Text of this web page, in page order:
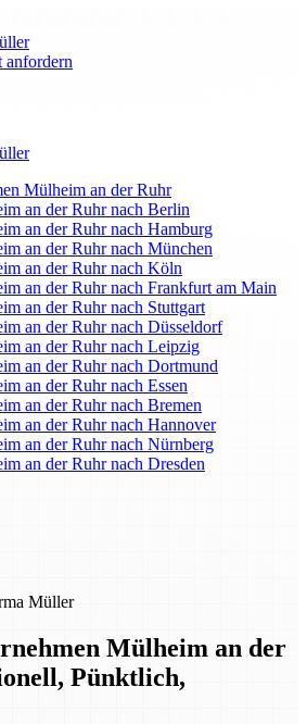
anfordern
Mülheim an der Ruhr
an der Ruhr nach Berlin
an der Ruhr nach Hamburg
an der Ruhr nach München
an der Ruhr nach Köln
an der Ruhr nach Frankfurt am Main
an der Ruhr nach Stuttgart
an der Ruhr nach Düsseldorf
an der Ruhr nach Leipzig
an der Ruhr nach Dortmund
an der Ruhr nach Essen
an der Ruhr nach Bremen
an der Ruhr nach Hannover
an der Ruhr nach Nürnberg
an der Ruhr nach Dresden
Müller
Mülheim an der
Pünktlich,